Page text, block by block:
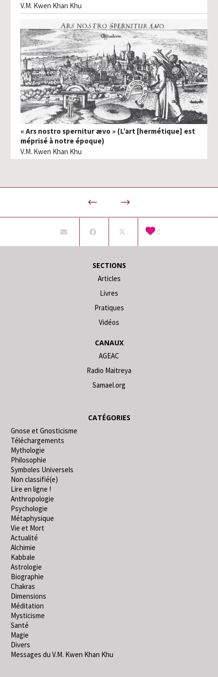
V.M. Kwen Khan Khu
« Ars nostro spernitur ævo » (L’art [hermétique] est
méprisé à notre époque)
V.M. Kwen Khan Khu
0
SECTIONS
Articles
Livres
Pratiques
Vidéos
CANAUX
AGEAC
Radio Maitreya
Samael.org
CATÉGORIES
Gnose et Gnosticisme
Téléchargements
Mythologie
Philosophie
Symboles Universels
Non classifié(e)
Lire en ligne !
Anthropologie
Psychologie
Métaphysique
Vie et Mort
Actualité
Alchimie
Kabbale
Astrologie
Biographie
Chakras
Dimensions
Méditation
Mysticisme
Santé
Magie
Divers
Messages du V.M. Kwen Khan Khu